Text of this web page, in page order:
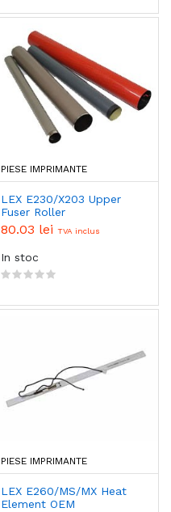
PIESE IMPRIMANTE
LEX E230/X203 Upper
Fuser Roller
80.03 lei TVA inclus
In stoc
PIESE IMPRIMANTE
LEX E260/MS/MX Heat
Element OEM